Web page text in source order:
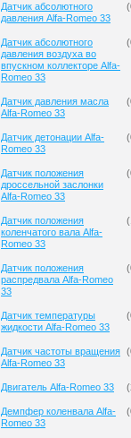
Датчик абсолютного
давления Alfa-Romeo 33
(
Датчик абсолютного
давления воздуха во
впускном коллекторе Alfa-
Romeo 33
(
Датчик давления масла
Alfa-Romeo 33
(
Датчик детонации Alfa-
Romeo 33
(
Датчик положения
дроссельной заслонки
Alfa-Romeo 33
(
Датчик положения
коленчатого вала Alfa-
Romeo 33
(
Датчик положения
распредвала Alfa-Romeo
33
(
Датчик температуры
жидкости Alfa-Romeo 33
(
Датчик частоты вращения
Alfa-Romeo 33
(
Двигатель Alfa-Romeo 33 (
Демпфер коленвала Alfa-
Romeo 33
(